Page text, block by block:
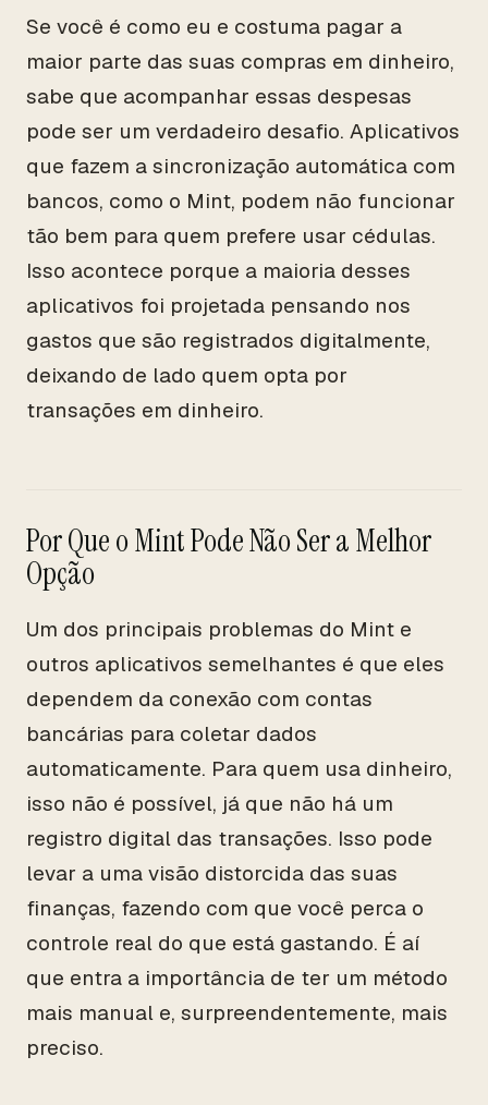
Se você é como eu e costuma pagar a
maior parte das suas compras em dinheiro,
sabe que acompanhar essas despesas
pode ser um verdadeiro desafio. Aplicativos
que fazem a sincronização automática com
bancos, como o Mint, podem não funcionar
tão bem para quem prefere usar cédulas.
Isso acontece porque a maioria desses
aplicativos foi projetada pensando nos
gastos que são registrados digitalmente,
deixando de lado quem opta por
transações em dinheiro.
Por Que o Mint Pode Não Ser a Melhor
Opção
Um dos principais problemas do Mint e
outros aplicativos semelhantes é que eles
dependem da conexão com contas
bancárias para coletar dados
automaticamente. Para quem usa dinheiro,
isso não é possível, já que não há um
registro digital das transações. Isso pode
levar a uma visão distorcida das suas
finanças, fazendo com que você perca o
controle real do que está gastando. É aí
que entra a importância de ter um método
mais manual e, surpreendentemente, mais
preciso.